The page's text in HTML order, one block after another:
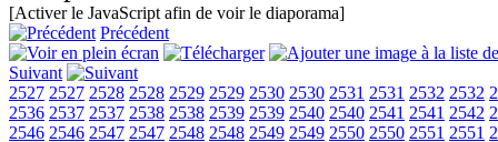
[Activer le JavaScript afin de voir le diaporama]
Précédent
Suivant
2527 2527 2528 2528 2529 2529 2530 2530 2531 2531 2532 2532
2536 2537 2537 2538 2538 2539 2539 2540 2540 2541 2541 2542
2546 2546 2547 2547 2548 2548 2549 2549 2550 2550 2551 2551